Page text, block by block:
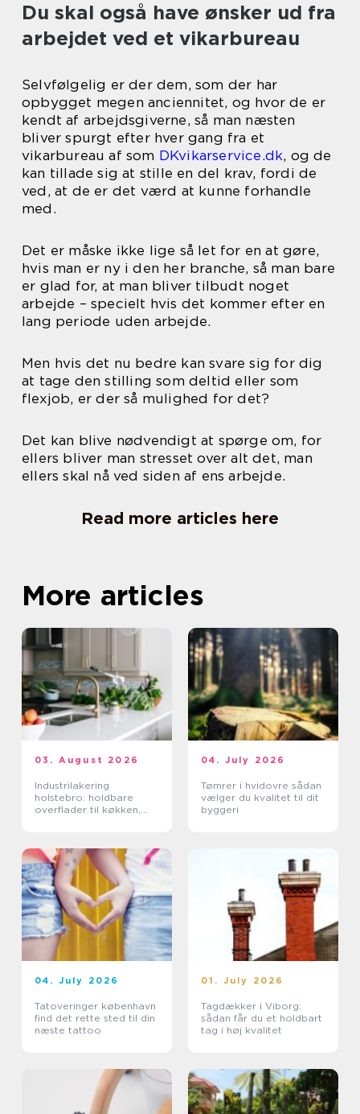
Du skal også have ønsker ud fra
arbejdet ved et vikarbureau
Selvfølgelig er der dem, som der har
opbygget megen anciennitet, og hvor de er
kendt af arbejdsgiverne, så man næsten
bliver spurgt efter hver gang fra et
vikarbureau af som DKvikarservice.dk, og de
kan tillade sig at stille en del krav, fordi de
ved, at de er det værd at kunne forhandle
med.
Det er måske ikke lige så let for en at gøre,
hvis man er ny i den her branche, så man bare
er glad for, at man bliver tilbudt noget
arbejde – specielt hvis det kommer efter en
lang periode uden arbejde.
Men hvis det nu bedre kan svare sig for dig
at tage den stilling som deltid eller som
flexjob, er der så mulighed for det?
Det kan blive nødvendigt at spørge om, for
ellers bliver man stresset over alt det, man
ellers skal nå ved siden af ens arbejde.
Read more articles here
More articles
03. August 2026
Industrilakering
holstebro: holdbare
overflader til køkken,
04. July 2026
Tømrer i hvidovre sådan
vælger du kvalitet til dit
byggeri
04. July 2026
Tatoveringer københavn
find det rette sted til din
næste tattoo
01. July 2026
Tagdækker i Viborg:
sådan får du et holdbart
tag i høj kvalitet